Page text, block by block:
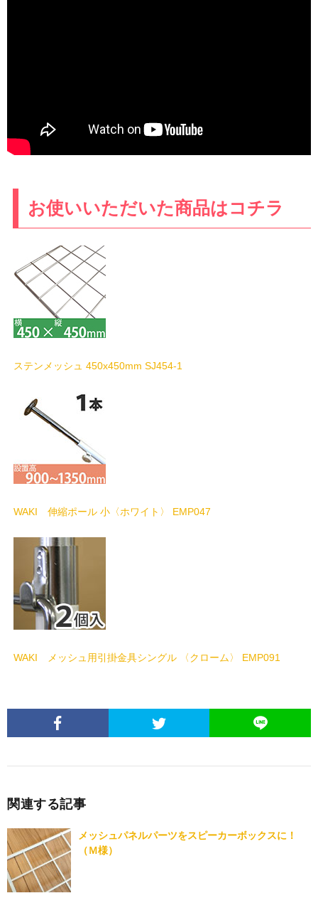
お使いいただいた商品はコチラ
ステンメッシュ 450x450mm SJ454-1
WAKI 伸縮ポール 小〈ホワイト〉 EMP047
WAKI メッシュ用引掛金具シングル 〈クローム〉 EMP091
関連する記事
メッシュパネルパーツをスピーカーボックスに！
（Ｍ様）